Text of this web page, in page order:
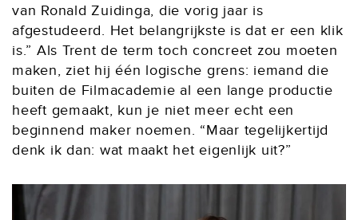
van Ronald Zuidinga, die vorig jaar is
afgestudeerd. Het belangrijkste is dat er een klik
is.” Als Trent de term toch concreet zou moeten
maken, ziet hij één logische grens: iemand die
buiten de Filmacademie al een lange productie
heeft gemaakt, kun je niet meer echt een
beginnend maker noemen. “Maar tegelijkertijd
denk ik dan: wat maakt het eigenlijk uit?”